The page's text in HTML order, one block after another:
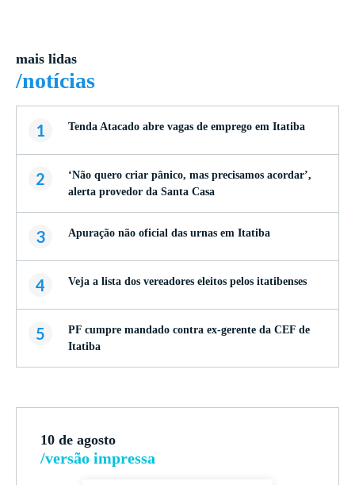
mais lidas
/notícias
1 Tenda Atacado abre vagas de emprego em Itatiba
2
‘Não quero criar pânico, mas precisamos acordar’,
alerta provedor da Santa Casa
3 Apuração não oficial das urnas em Itatiba
4 Veja a lista dos vereadores eleitos pelos itatibenses
5
PF cumpre mandado contra ex-gerente da CEF de
Itatiba
10 de agosto
/versão impressa